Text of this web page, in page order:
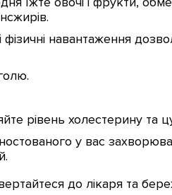
фізичні навантаження
рівень холестерину та
у вас
до лікаря та